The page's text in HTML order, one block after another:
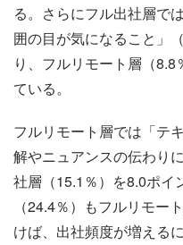
る。さらにフル出社層で
囲の目が気になること」
り、フルリモート層（
ている。
フルリモート層では「テ
解やニュアンスの伝わり
社層（15.1％）を8.0ポイ
（24.4％）もフルリモー
けば、出社頻度が増える